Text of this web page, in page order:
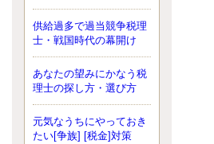
更新:2017年5月1日(大阪市北区)
---------------------
サクセス会計事務所
サクセス税理士のお役立ちブ
ログ
平成２７年１月１日以降開始の相続
より、相続税の基礎控除額（相続税
が課税されない遺産の上限額）が縮
小されたため、お亡くなりになった
供給過多で過当競争税理
士・戦国時代の幕開け
あなたの望みにかなう税
理士の探し方・選び方
元気なうちにやっておき
たい[争族] [税金]対策